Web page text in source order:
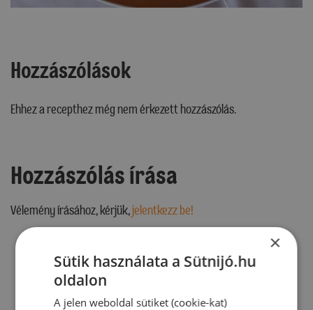
Hozzászólások
Ehhez a recepthez még nem érkezett hozzászólás.
Hozzászólás írása
Vélemény írásához, kérjük,jelentkezz be!
RECEPTAJÁNLÓ
×
Sütik használata a Sütnijó.hu
oldalon
A jelen weboldal sütiket (cookie-kat)